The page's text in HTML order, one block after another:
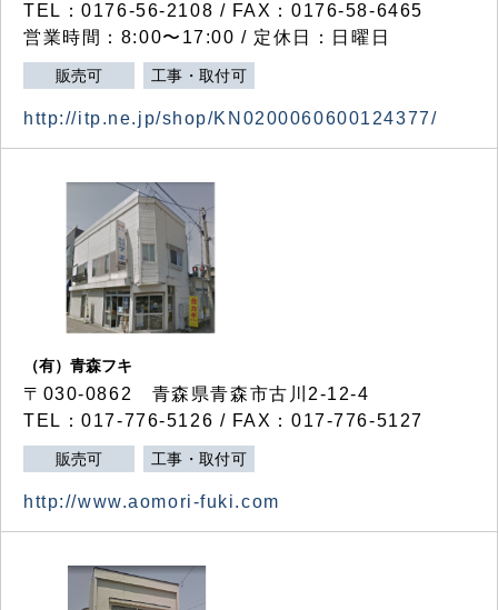
TEL：0176-56-2108 / FAX：0176-58-6465
営業時間：8:00〜17:00 / 定休日：日曜日
販売可 工事・取付可
http://itp.ne.jp/shop/KN0200060600124377/
（有）青森フキ
〒030-0862 青森県青森市古川2-12-4
TEL：017-776-5126 / FAX：017-776-5127
販売可 工事・取付可
http://www.aomori-fuki.com